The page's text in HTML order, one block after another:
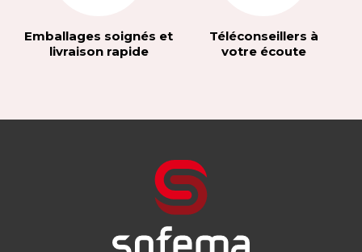
Emballages soignés et
livraison rapide
Téléconseillers à
votre écoute